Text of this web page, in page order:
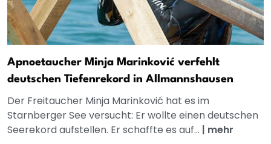
Apnoetaucher Minja Marinković verfehlt
deutschen Tiefenrekord in Allmannshausen
Der Freitaucher Minja Marinković hat es im
Starnberger See versucht: Er wollte einen deutschen
Seerekord aufstellen. Er schaffte es auf... | mehr